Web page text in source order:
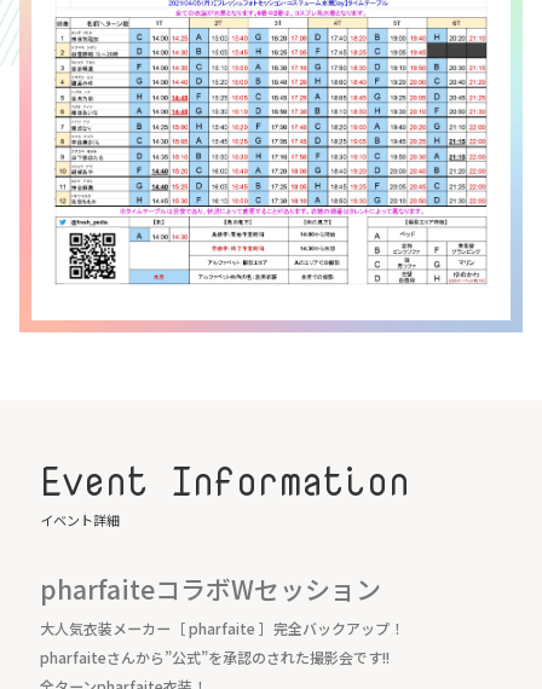
Birthday
8/13
Birthday
7/24
Event Information
イベント詳細
pharfaiteコラボWセッション
大人気衣装メーカー［ pharfaite ］完全バックアップ！
pharfaiteさんから”公式”を承認のされた撮影会です!!